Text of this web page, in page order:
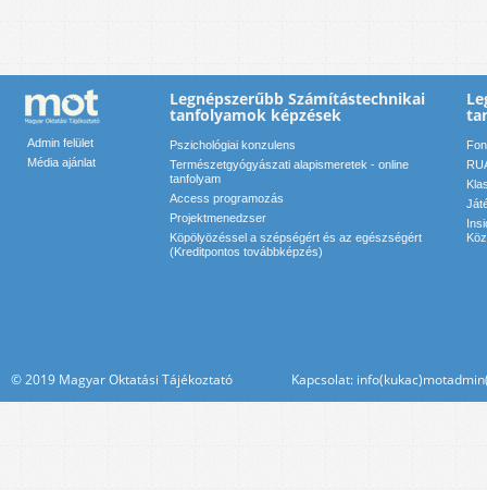
Admin felület
Média ajánlat
Legnépszerűbb Számítástechnikai
tanfolyamok képzések
Pszichológiai konzulens
Természetgyógyászati alapismeretek - online
tanfolyam
Access programozás
Projektmenedzser
Köpölyözéssel a szépségért és az egészségért
(Kreditpontos továbbképzés)
© 2019 Magyar Oktatási Tájékoztató Kapcsolat: